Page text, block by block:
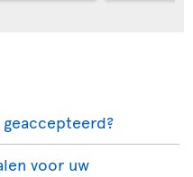
geaccepteerd?
voor uw